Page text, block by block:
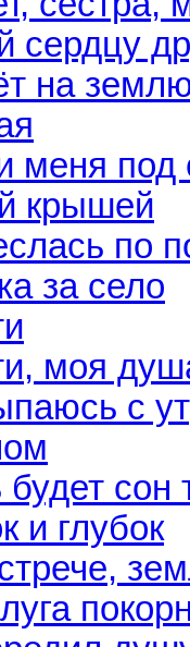
сердцу
на
меня под
крышей
по
за село
моя
с
будет сон
и глубок